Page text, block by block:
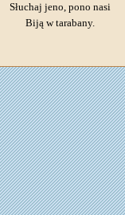
Słuchaj jeno, pono nasi
Biją w tarabany.